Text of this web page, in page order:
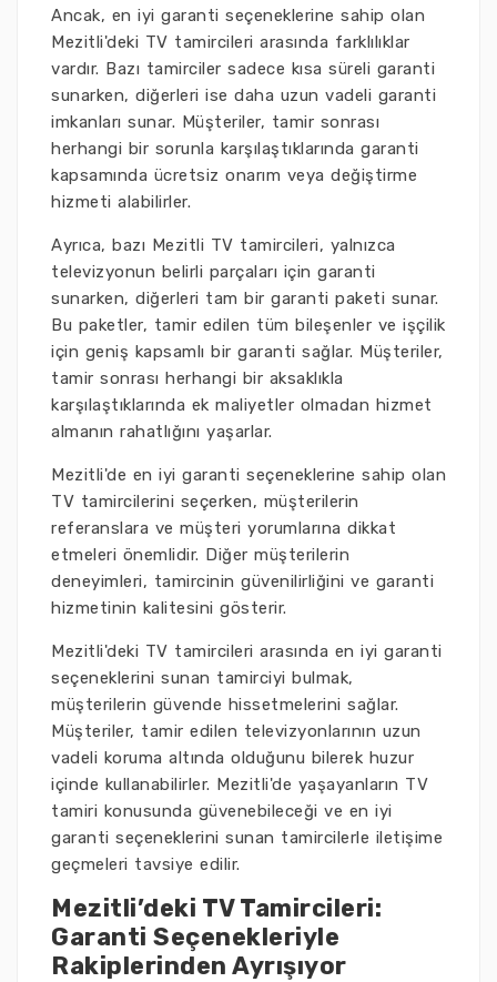
Ancak, en iyi garanti seçeneklerine sahip olan
Mezitli'deki TV tamircileri arasında farklılıklar
vardır. Bazı tamirciler sadece kısa süreli garanti
sunarken, diğerleri ise daha uzun vadeli garanti
imkanları sunar. Müşteriler, tamir sonrası
herhangi bir sorunla karşılaştıklarında garanti
kapsamında ücretsiz onarım veya değiştirme
hizmeti alabilirler.
Ayrıca, bazı Mezitli TV tamircileri, yalnızca
televizyonun belirli parçaları için garanti
sunarken, diğerleri tam bir garanti paketi sunar.
Bu paketler, tamir edilen tüm bileşenler ve işçilik
için geniş kapsamlı bir garanti sağlar. Müşteriler,
tamir sonrası herhangi bir aksaklıkla
karşılaştıklarında ek maliyetler olmadan hizmet
almanın rahatlığını yaşarlar.
Mezitli'de en iyi garanti seçeneklerine sahip olan
TV tamircilerini seçerken, müşterilerin
referanslara ve müşteri yorumlarına dikkat
etmeleri önemlidir. Diğer müşterilerin
deneyimleri, tamircinin güvenilirliğini ve garanti
hizmetinin kalitesini gösterir.
Mezitli'deki TV tamircileri arasında en iyi garanti
seçeneklerini sunan tamirciyi bulmak,
müşterilerin güvende hissetmelerini sağlar.
Müşteriler, tamir edilen televizyonlarının uzun
vadeli koruma altında olduğunu bilerek huzur
içinde kullanabilirler. Mezitli'de yaşayanların TV
tamiri konusunda güvenebileceği ve en iyi
garanti seçeneklerini sunan tamircilerle iletişime
geçmeleri tavsiye edilir.
Mezitli’deki TV Tamircileri:
Garanti Seçenekleriyle
Rakiplerinden Ayrışıyor